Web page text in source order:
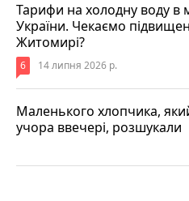
Тарифи на холодну воду в
України. Чекаємо
Житомирі?
6 14 липня 2026 р.
Маленького хлопчика,
учора ввечері, розшукали